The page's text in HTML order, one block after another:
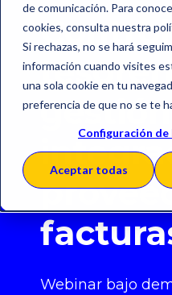
de comunicación. Para
cookies, consulta nuestra
Si rechazas, no se hará
información cuando visites
una sola cookie en tu
preferencia de que no se te
Configuración de
Aceptar todas
gestión
Webinar bajo